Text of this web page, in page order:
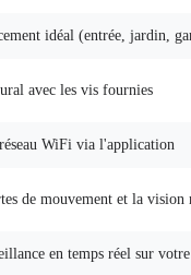
idéal (entrée, jardin,
avec les vis fournies
WiFi via l'application
de mouvement et la vision
en temps réel sur